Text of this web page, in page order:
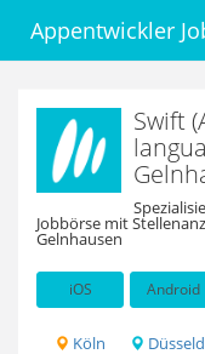
Appentwickler
Swift
Jobbörse mit
Gelnhausen
iOS Android
Köln Düsseldorf